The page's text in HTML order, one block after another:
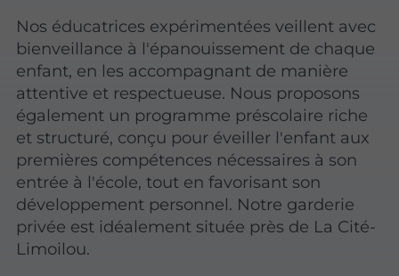
Nos éducatrices expérimentées veillent avec
bienveillance à l'épanouissement de chaque
enfant, en les accompagnant de manière
attentive et respectueuse. Nous proposons
également un programme préscolaire riche
et structuré, conçu pour éveiller l'enfant aux
premières compétences nécessaires à son
entrée à l'école, tout en favorisant son
développement personnel. Notre garderie
privée est idéalement située près de La Cité-
Limoilou.